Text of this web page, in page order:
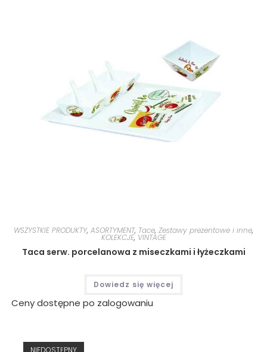
WSZYSTKIE PRODUKTY, ASORTYMENT, Tace, Zestawy prezentowe i inne,
KOLEKCJE, VINTAGE
Taca serw. porcelanowa z miseczkami i łyżeczkami
Dowiedz się więcej
Ceny dostępne po zalogowaniu